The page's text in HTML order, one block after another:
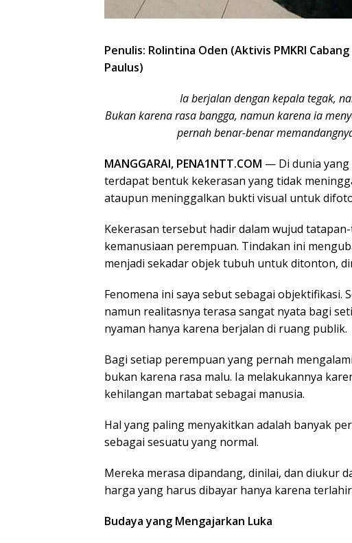
Penulis: Rolintina Oden (Aktivis PMKRI
Paulus)
Ia berjalan dengan kepala tegak,
Bukan karena rasa bangga, namun karena ia
pernah benar-benar
MANGGARAI, PENA1NTT.COM — Di dunia yang
terdapat bentuk kekerasan yang tidak
ataupun meninggalkan bukti visual untuk
Kekerasan tersebut hadir dalam wujud
kemanusiaan perempuan. Tindakan ini
menjadi sekadar objek tubuh untuk ditonton,
Fenomena ini saya sebut sebagai objektifikasi.
namun realitasnya terasa sangat nyata bagi
nyaman hanya karena berjalan di ruang publik.
Bagi setiap perempuan yang pernah
bukan karena rasa malu. Ia melakukannya
kehilangan martabat sebagai manusia.
Hal yang paling menyakitkan adalah banyak
sebagai sesuatu yang normal.
Mereka merasa dipandang, dinilai, dan diukur
harga yang harus dibayar hanya karena
Budaya yang Mengajarkan Luka